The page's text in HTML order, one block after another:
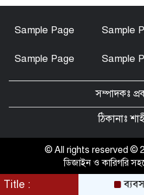
হত্যা
আলী,
বাতিল ও
মানববন্ধন,
বিরুদ্ধে
তোলপাড়
Sample Page Sample
Sample Page Sample
সম্পাদকঃ
ঠিকানাঃ
Title :
© All rights reserved ©
ডিজাইন ও কারিগরি